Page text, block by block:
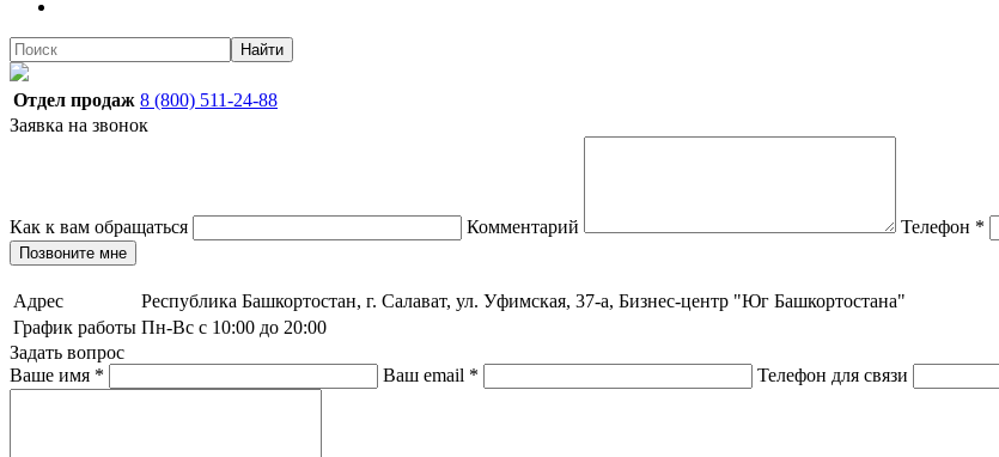
Найти
Отдел продаж 8 (800) 511-24-88
Заявка на звонок
Как к вам обращаться Комментарий Телефон *
Позвоните мне
Адрес
Республика Башкортостан, г. Салават, ул. Уфимская, 37-а, Бизнес-центр "Юг Башкортостана"
График работы Пн-Вс с 10:00 до 20:00
Задать вопрос
Ваше имя * Ваш email * Телефон для связи